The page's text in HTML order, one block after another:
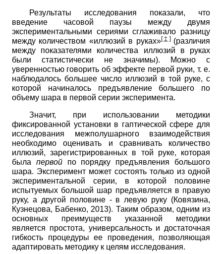
Результаты исследования показали, что
введение часовой паузы между двумя
экспериментальными сериями сглаживало разницу
между количеством «иллюзий в руках»[‡] (различия
между показателями количества иллюзий в руках
были статистически не значимы). Можно с
уверенностью говорить об эффекте первой руки, т. е.
наблюдалось большее число иллюзий в той руке, с
которой начиналось предъявление большего по
объему шара в первой серии эксперимента.
Значит, при использовании методики
фиксированной установки в гаптической сфере для
исследования межполушарного взаимодействия
необходимо оценивать и сравнивать количество
иллюзий, зарегистрированных в той руке, которая
была первойпо порядку предъявления большого
шара. Эксперимент может состоять только из одной
экспериментальной серии, в которой половине
испытуемых большой шар предъявляется в правую
руку, а другой половине - в левую руку (Ковязина,
Кузнецова, Бабенко, 2013). Таким образом, одним из
основных преимуществ указанной методики
является простота, универсальность и достаточная
гибкость процедуры ее проведения, позволяющая
адаптировать методику к целям исследования.